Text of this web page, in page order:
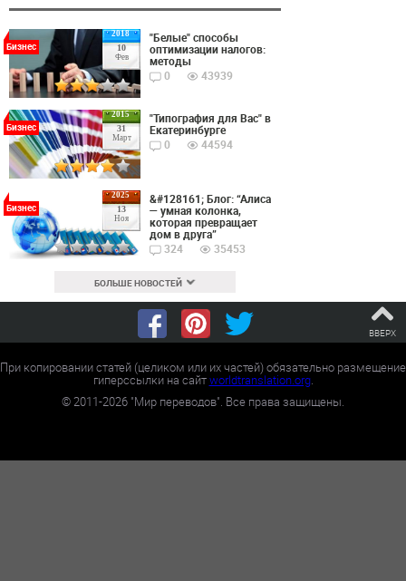
2018
10
Фев
Бизнес
"Белые" способы
оптимизации налогов:
методы
0
43939
2015
31
Март
Бизнес
"Типография для Вас" в
Екатеринбурге
0
44594
2025
13
Ноя
Бизнес
&#128161; Блог: “Алиса
— умная колонка,
которая превращает
дом в друга”
324
35453
БОЛЬШЕ НОВОСТЕЙ
ВВЕРХ
При копировании статей (целиком или их частей) обязательно размещение
гиперссылки на сайтworldtranslation.org.
©2011-2026 "Мир переводов". Все права защищены.